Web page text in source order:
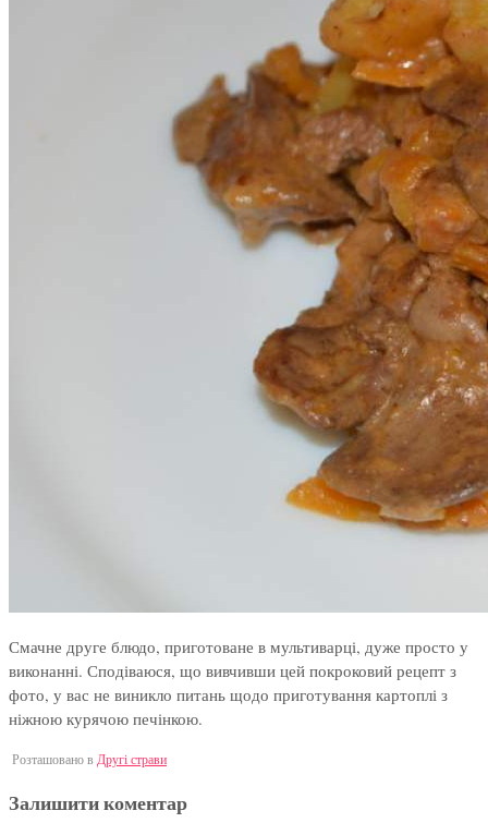
Смачне друге блюдо, приготоване в мультиварці, дуже просто у
виконанні. Сподіваюся, що вивчивши цей покроковий рецепт з
фото, у вас не виникло питань щодо приготування картоплі з
ніжною курячою печінкою.
Розташовано в Другі страви
Залишити коментар